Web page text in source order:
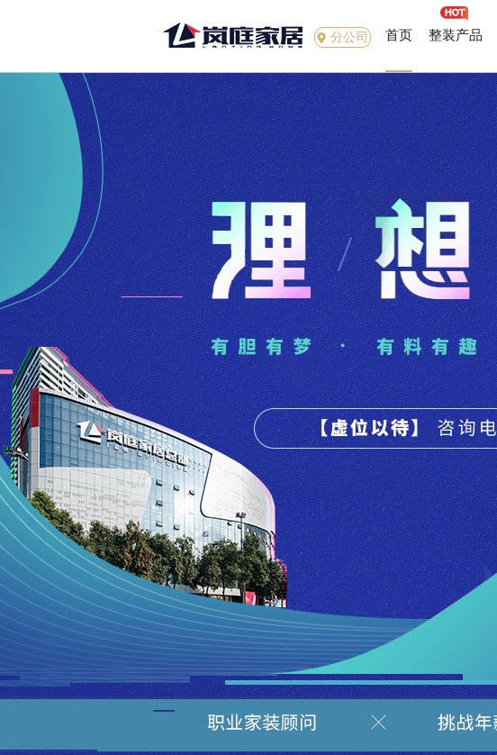
分公司 首页 整装产品